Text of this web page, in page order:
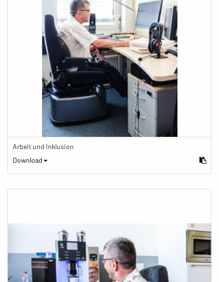
Arbeit und Inklusion
Download